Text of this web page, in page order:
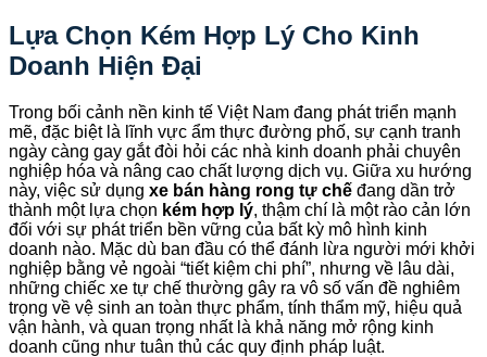
Lựa Chọn Kém Hợp Lý Cho Kinh
Doanh Hiện Đại
Trong bối cảnh nền kinh tế Việt Nam đang phát triển mạnh
mẽ, đặc biệt là lĩnh vực ẩm thực đường phố, sự cạnh tranh
ngày càng gay gắt đòi hỏi các nhà kinh doanh phải chuyên
nghiệp hóa và nâng cao chất lượng dịch vụ. Giữa xu hướng
này, việc sử dụng xe bán hàng rong tự chế đang dần trở
thành một lựa chọn kém hợp lý, thậm chí là một rào cản lớn
đối với sự phát triển bền vững của bất kỳ mô hình kinh
doanh nào. Mặc dù ban đầu có thể đánh lừa người mới khởi
nghiệp bằng vẻ ngoài “tiết kiệm chi phí”, nhưng về lâu dài,
những chiếc xe tự chế thường gây ra vô số vấn đề nghiêm
trọng về vệ sinh an toàn thực phẩm, tính thẩm mỹ, hiệu quả
vận hành, và quan trọng nhất là khả năng mở rộng kinh
doanh cũng như tuân thủ các quy định pháp luật.